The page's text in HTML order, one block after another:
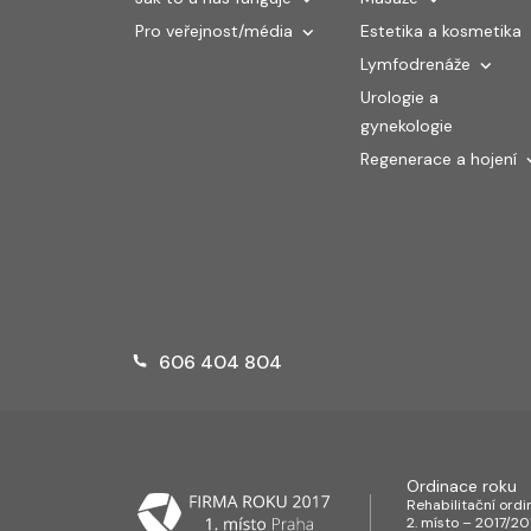
Pro veřejnost/média
Estetika a kosmetika
Lymfodrenáže
Urologie a
gynekologie
Regenerace a hojení
606 404 804
Ordinace roku
Rehabilitační
2. místo – 2017/